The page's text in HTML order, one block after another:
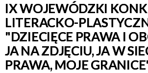
IX WOJEWÓDZKI
LITERACKO-
"DZIECIĘCE PRAWA I
JA NA ZDJĘCIU, JA W
PRAWA, MOJE